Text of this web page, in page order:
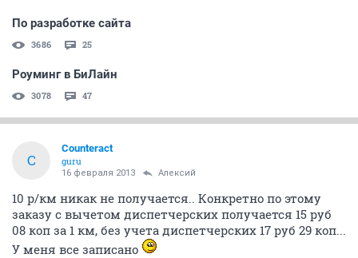
По разработке сайта
3686 25
Роуминг в БиЛайн
3078 47
C
Counteract
guru
16 февраля 2013 Алексий
10 р/км никак не получается.. Конкретно по этому
заказу с вычетом диспетчерских получается 15 руб
08 коп за 1 км, без учета диспетчерских 17 руб 29 коп...
У меня все записано